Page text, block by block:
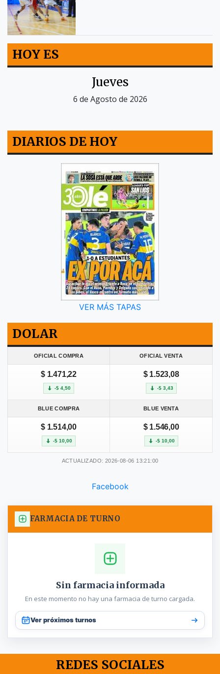
HOY ES
Jueves
6 de Agosto de 2026
DIARIOS DE HOY
VER MÁS TAPAS
DOLAR
OFICIAL COMPRA OFICIAL VENTA
$ 1.471,22
-$ 4,50
$ 1.523,08
-$ 3,43
BLUE COMPRA BLUE VENTA
$ 1.514,00
-$ 10,00
$ 1.546,00
-$ 10,00
ACTUALIZADO: 2026-08-06 13:21:00
Facebook
FARMACIA DE TURNO
Sin farmacia informada
En este momento no hay una farmacia de turno cargada.
Ver próximos turnos
REDES SOCIALES